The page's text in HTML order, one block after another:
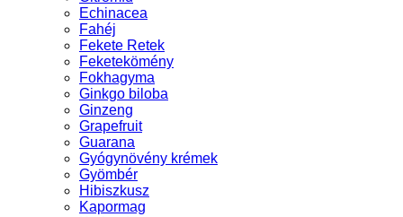
Echinacea
Fahéj
Fekete Retek
Feketekömény
Fokhagyma
Ginkgo biloba
Ginzeng
Grapefruit
Guarana
Gyógynövény krémek
Gyömbér
Hibiszkusz
Kapormag